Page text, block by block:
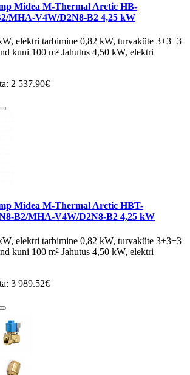
Midea M-Thermal Arctic HB-
MHA-V4W/D2N8-B2 4,25 kW
elektri tarbimine 0,82 kW, turvaküte 3+3+3
kuni 100 m² Jahutus 4,50 kW, elektri
2 537.90€
Midea M-Thermal Arctic HBT-
B2/MHA-V4W/D2N8-B2 4,25 kW
elektri tarbimine 0,82 kW, turvaküte 3+3+3
kuni 100 m² Jahutus 4,50 kW, elektri
3 989.52€